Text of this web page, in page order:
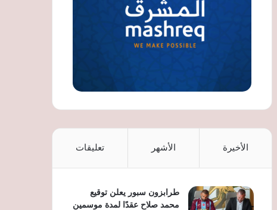
الأخيرة الأشهر تعليقات
طرابزون سبور يعلن توقيع
محمد صلاح عقدًا لمدة موسمين